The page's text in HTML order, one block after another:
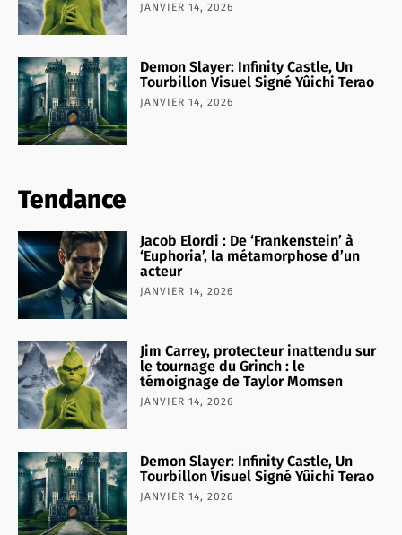
JANVIER 14, 2026
Demon Slayer: Infinity Castle, Un
Tourbillon Visuel Signé Yûichi Terao
JANVIER 14, 2026
Tendance
Jacob Elordi : De ‘Frankenstein’ à
‘Euphoria’, la métamorphose d’un
acteur
JANVIER 14, 2026
Jim Carrey, protecteur inattendu sur
le tournage du Grinch : le
témoignage de Taylor Momsen
JANVIER 14, 2026
Demon Slayer: Infinity Castle, Un
Tourbillon Visuel Signé Yûichi Terao
JANVIER 14, 2026